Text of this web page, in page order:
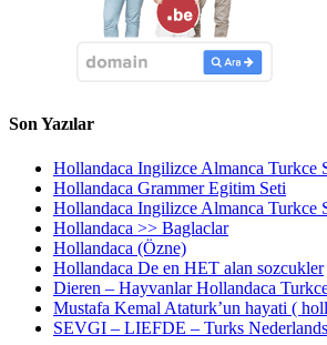
Son Yazılar
Hollandaca Ingilizce Almanca Turkce
Hollandaca Grammer Egitim Seti
Hollandaca Ingilizce Almanca Turkce
Hollandaca >> Baglaclar
Hollandaca (Özne)
Hollandaca De en HET alan sozcukler
Dieren – Hayvanlar Hollandaca
Mustafa Kemal Ataturk’un hayati (
SEVGI – LIEFDE – Turks